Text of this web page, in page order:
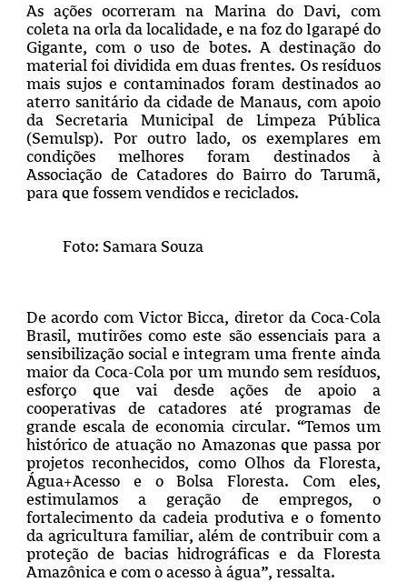
As ações ocorreram na Marina do Davi, com
coleta na orla da localidade, e na foz do Igarapé do
Gigante, com o uso de botes. A destinação do
material foi dividida em duas frentes. Os resíduos
mais sujos e contaminados foram destinados ao
aterro sanitário da cidade de Manaus, com apoio
da Secretaria Municipal de Limpeza Pública
(Semulsp). Por outro lado, os exemplares em
condições melhores foram destinados à
Associação de Catadores do Bairro do Tarumã,
para que fossem vendidos e reciclados.
Foto: Samara Souza
De acordo com Victor Bicca, diretor da Coca-Cola
Brasil, mutirões como este são essenciais para a
sensibilização social e integram uma frente ainda
maior da Coca-Cola por um mundo sem resíduos,
esforço que vai desde ações de apoio a
cooperativas de catadores até programas de
grande escala de economia circular. “Temos um
histórico de atuação no Amazonas que passa por
projetos reconhecidos, como Olhos da Floresta,
Água+Acesso e o Bolsa Floresta. Com eles,
estimulamos a geração de empregos, o
fortalecimento da cadeia produtiva e o fomento
da agricultura familiar, além de contribuir com a
proteção de bacias hidrográficas e da Floresta
Amazônica e com o acesso à água”, ressalta.